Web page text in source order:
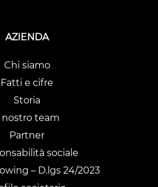
AZIENDA
Chi siamo
Fatti e cifre
Storia
nostro team
Partner
sociale
– D.lgs 24/2023